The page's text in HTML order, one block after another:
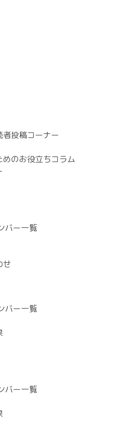
投稿コーナー
のお役立ちコラム
バー一覧
せ
バー一覧
バー一覧